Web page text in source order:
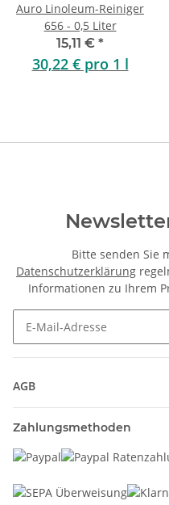
Auro Linoleum-Reiniger
656 - 0,5 Liter
15,11 € *
30,22 € pro 1 l
Bitte senden Sie
Datenschutzerklärung
Informationen zu Ihrem
AGB
Zahlungsmethoden